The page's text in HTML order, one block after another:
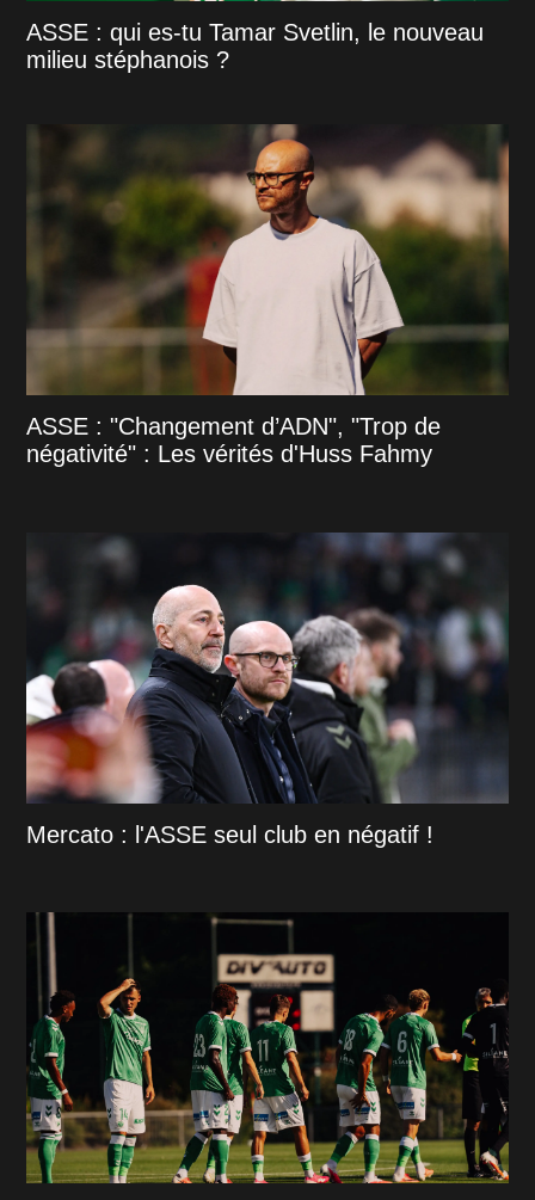
ASSE : qui es-tu Tamar Svetlin, le nouveau
milieu stéphanois ?
ASSE : "Changement d’ADN", "Trop de
négativité" : Les vérités d'Huss Fahmy
Mercato : l'ASSE seul club en négatif !